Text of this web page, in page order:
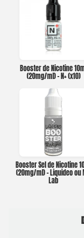
Booster de Nicotine
(20mg/ml) – N+ (x10)
Booster Sel de Nicotine
(20mg/ml) – Liquideo ou
Lab